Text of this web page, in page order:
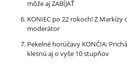
môže aj ZABÍJAŤ
KONIEC po 22 rokoch! Z Markízy
moderátor
Pekelné horúčavy KONČIA:
klesnú aj o vyše 10 stupňov